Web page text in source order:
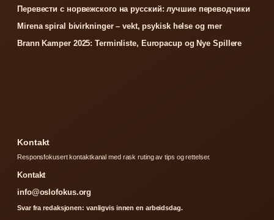
Перевести с норвежского на русский: лучшие переводчики
Mirena spiral bivirkninger – vekt, psykisk helse og mer
Brann Kamper 2025: Terminliste, Europacup og Nye Spillere
Kontakt
Responsfokusert kontaktkanal med rask ruting av tips og rettelser.
Kontakt
info@oslofokus.org
Svar fra redaksjonen: vanligvis innen en arbeidsdag.